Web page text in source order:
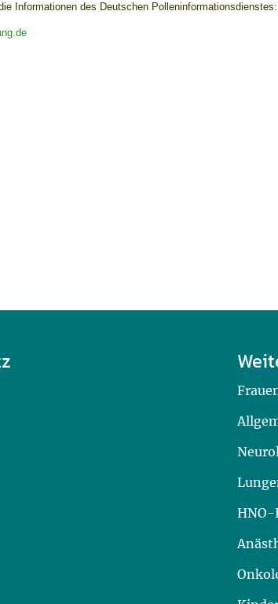
Informationen des Deutschen Polleninformationsdienstes:
HNO-